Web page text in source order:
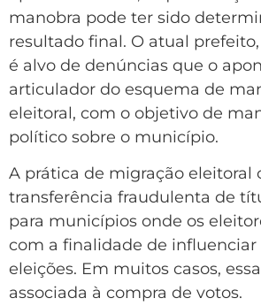
manobra pode ter sido
resultado final. O atual
é alvo de denúncias que o
articulador do esquema de
eleitoral, com o objetivo de
político sobre o município.
A prática de migração eleitoral
transferência fraudulenta de
para municípios onde os
com a finalidade de influenciar
eleições. Em muitos casos,
associada à compra de votos.